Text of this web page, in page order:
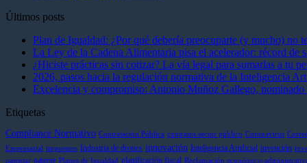
Últimos posts
Plan de Igualdad: ¿Por qué debería preocuparte (y mucho) no
La Ley de la Cadena Alimentaria pisa el acelerador: récord de
¿Hiciste prácticas sin cotizar? La vía legal para sumarlas a tu
2026, pasos hacia la regulación normativa de la Inteligencia
Excelencia y compromiso: Antonio Muñoz Gallego,
Etiquetas
Compliance Normativo Contratación Pública contratos sector público Coronavirus
Empresarial impuestos Industria de drones innovación Inteligencia Artificial invención
patentar patente Planes de Igualdad planificación fiscal Reclamación económico-